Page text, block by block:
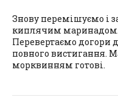
Знову перемішуємо і
киплячим
Перевертаємо догори
повного вистигання.
морквинням готові.